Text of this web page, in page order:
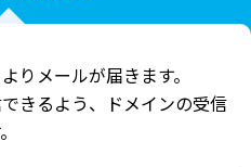
りメールが届きます。
きるよう、ドメインの受信